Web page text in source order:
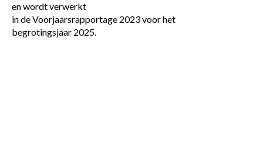
en wordt verwerkt
in de Voorjaarsrapportage 2023 voor het
begrotingsjaar 2025.